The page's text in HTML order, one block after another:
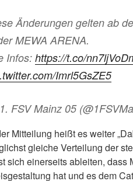
Änderungen gelten ab
MEWA ARENA.
Infos: https://t.co/
Imrl5GsZE5
FSV Mainz 05
Mitteilung heißt es weiter
gleiche Verteilung der
sich einerseits ableiten, dass
hat und es dem